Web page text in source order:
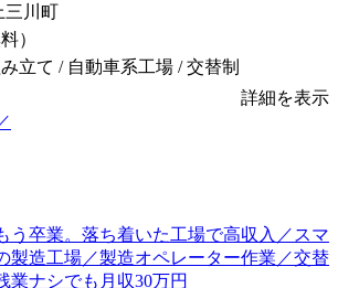
三川町
）
立て / 自動車系工場 / 交替制
詳細を表示